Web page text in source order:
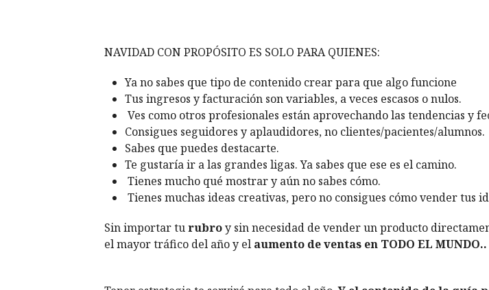
NAVIDAD CON PROPÓSITO ES SOLO PARA QUIENES:
Ya no sabes que tipo de contenido crear para que algo funcione
Tus ingresos y facturación son variables, a veces escasos o nulos.
Ves como otros profesionales están aprovechando las tendencias y
Consigues seguidores y aplaudidores, no clientes/pacientes/alumnos.
Sabes que puedes destacarte.
Te gustaría ir a las grandes ligas. Ya sabes que ese es el camino.
Tienes mucho qué mostrar y aún no sabes cómo.
Tienes muchas ideas creativas, pero no consigues cómo vender tus
Sin importar turubroy sin necesidad de vender un producto
el mayor tráfico del año y el aumento de ventas en TODO EL MUNDO..